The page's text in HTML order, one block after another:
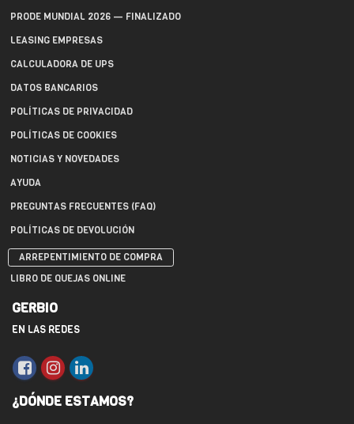
PRODE MUNDIAL 2026 — FINALIZADO
LEASING EMPRESAS
CALCULADORA DE UPS
DATOS BANCARIOS
POLÍTICAS DE PRIVACIDAD
POLÍTICAS DE COOKIES
NOTICIAS Y NOVEDADES
AYUDA
PREGUNTAS FRECUENTES (FAQ)
POLÍTICAS DE DEVOLUCIÓN
ARREPENTIMIENTO DE COMPRA
LIBRO DE QUEJAS ONLINE
GERBIO
EN LAS REDES
¿DÓNDE ESTAMOS?